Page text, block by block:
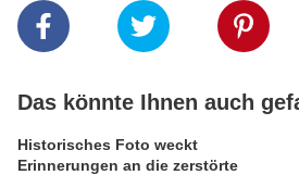
Das könnte Ihnen auch
Historisches Foto weckt
Erinnerungen an die zerstörte